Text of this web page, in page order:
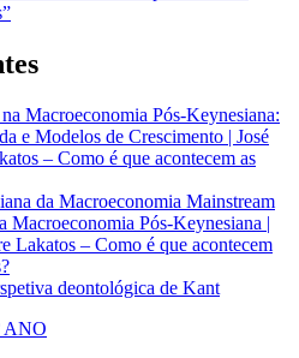
Macroeconomia Pós-Keynesiana:
e Modelos de Crescimento | José
– Como é que acontecem as
da Macroeconomia Mainstream
Macroeconomia Pós-Keynesiana |
Lakatos – Como é que acontecem
deontológica de Kant
ANO